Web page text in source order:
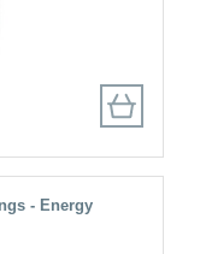
- Energy